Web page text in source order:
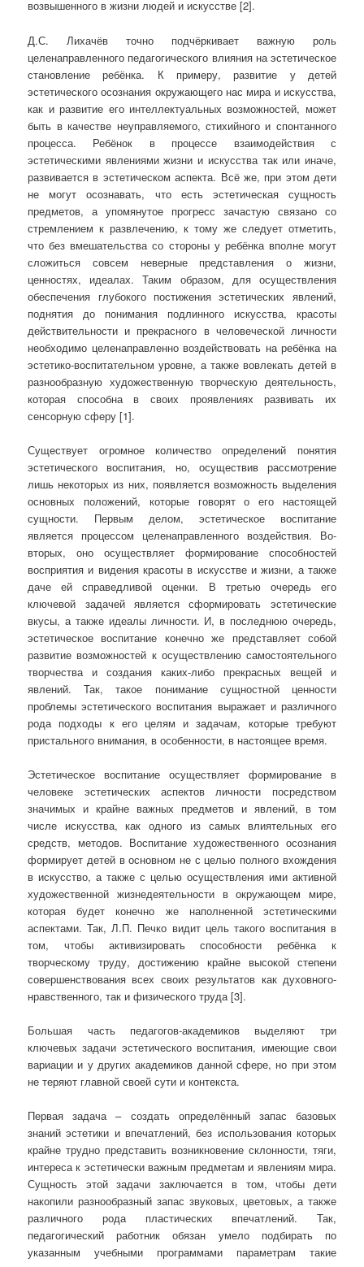
возвышенного в жизни людей и искусстве [2].
Д.С. Лихачёв точно подчёркивает важную роль
целенаправленного педагогического влияния на эстетическое
становление ребёнка. К примеру, развитие у детей
эстетического осознания окружающего нас мира и искусства,
как и развитие его интеллектуальных возможностей, может
быть в качестве неуправляемого, стихийного и спонтанного
процесса. Ребёнок в процессе взаимодействия с
эстетическими явлениями жизни и искусства так или иначе,
развивается в эстетическом аспекта. Всё же, при этом дети
не могут осознавать, что есть эстетическая сущность
предметов, а упомянутое прогресс зачастую связано со
стремлением к развлечению, к тому же следует отметить,
что без вмешательства со стороны у ребёнка вполне могут
сложиться совсем неверные представления о жизни,
ценностях, идеалах. Таким образом, для осуществления
обеспечения глубокого постижения эстетических явлений,
поднятия до понимания подлинного искусства, красоты
действительности и прекрасного в человеческой личности
необходимо целенаправленно воздействовать на ребёнка на
эстетико-воспитательном уровне, а также вовлекать детей в
разнообразную художественную творческую деятельность,
которая способна в своих проявлениях развивать их
сенсорную сферу [1].
Существует огромное количество определений понятия
эстетического воспитания, но, осуществив рассмотрение
лишь некоторых из них, появляется возможность выделения
основных положений, которые говорят о его настоящей
сущности. Первым делом, эстетическое воспитание
является процессом целенаправленного воздействия. Во-
вторых, оно осуществляет формирование способностей
восприятия и видения красоты в искусстве и жизни, а также
даче ей справедливой оценки. В третью очередь его
ключевой задачей является сформировать эстетические
вкусы, а также идеалы личности. И, в последнюю очередь,
эстетическое воспитание конечно же представляет собой
развитие возможностей к осуществлению самостоятельного
творчества и создания каких-либо прекрасных вещей и
явлений. Так, такое понимание сущностной ценности
проблемы эстетического воспитания выражает и различного
рода подходы к его целям и задачам, которые требуют
пристального внимания, в особенности, в настоящее время.
Эстетическое воспитание осуществляет формирование в
человеке эстетических аспектов личности посредством
значимых и крайне важных предметов и явлений, в том
числе искусства, как одного из самых влиятельных его
средств, методов. Воспитание художественного осознания
формирует детей в основном не с целью полного вхождения
в искусство, а также с целью осуществления ими активной
художественной жизнедеятельности в окружающем мире,
которая будет конечно же наполненной эстетическими
аспектами. Так, Л.П. Печко видит цель такого воспитания в
том, чтобы активизировать способности ребёнка к
творческому труду, достижению крайне высокой степени
совершенствования всех своих результатов как духовного-
нравственного, так и физического труда [3].
Большая часть педагогов-академиков выделяют три
ключевых задачи эстетического воспитания, имеющие свои
вариации и у других академиков данной сфере, но при этом
не теряют главной своей сути и контекста.
Первая задача – создать определённый запас базовых
знаний эстетики и впечатлений, без использования которых
крайне трудно представить возникновение склонности, тяги,
интереса к эстетически важным предметам и явлениям мира.
Сущность этой задачи заключается в том, чтобы дети
накопили разнообразный запас звуковых, цветовых, а также
различного рода пластических впечатлений. Так,
педагогический работник обязан умело подбирать по
указанным учебными программами параметрам такие